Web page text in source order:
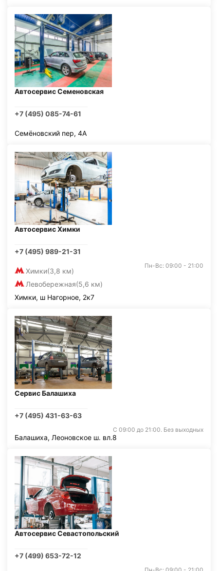
Автосервис Семеновская
+7 (495) 085-74-61
Семёновский пер, 4А
Автосервис Химки
+7 (495) 989-21-31
Химки(3,8 км)
Левобережная(5,6 км)
Пн-Вс: 09:00 - 21:00
Химки, ш Нагорное, 2к7
Сервис Балашиха
+7 (495) 431-63-63
С 09:00 до 21:00. Без выходных
Балашиха, Леоновское ш. вл.8
Автосервис Севастопольский
+7 (499) 653-72-12